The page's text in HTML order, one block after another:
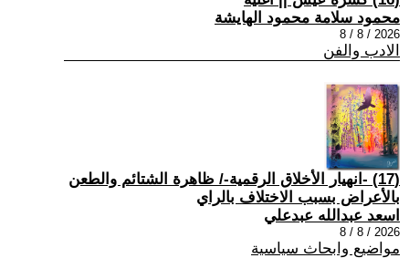
محمود سلامة محمود الهايشة
2026 / 8 / 8
الادب والفن
(17) -انهيار الأخلاق الرقمية-/ ظاهرة الشتائم والطعن
بالأعراض بسبب الاختلاف بالراي
اسعد عبدالله عبدعلي
2026 / 8 / 8
مواضيع وابحاث سياسية